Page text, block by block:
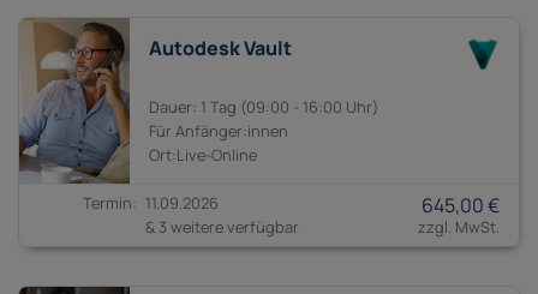
Autodesk Vault
1 Tag 09:00 - 16:00
Anfänger:innen
11.09.2026
& 3 weitere verfügbar
645,00 €